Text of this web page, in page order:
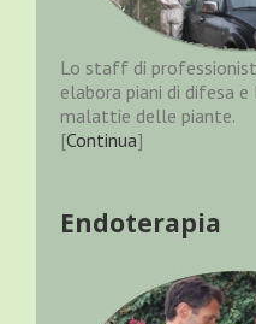
Lo staff di
elabora piani di difesa
malattie delle piante.
[Continua]
Endoterapia